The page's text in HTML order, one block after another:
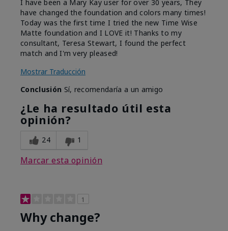
I have been a Mary Kay user for over 30 years, They
have changed the foundation and colors many times!
Today was the first time I tried the new Time Wise
Matte foundation and I LOVE it! Thanks to my
consultant, Teresa Stewart, I found the perfect
match and I'm very pleased!
Mostrar Traducción
Conclusión Sí, recomendaría a un amigo
¿Le ha resultado útil esta
opinión?
24 1
Marcar esta opinión
1
Why change?